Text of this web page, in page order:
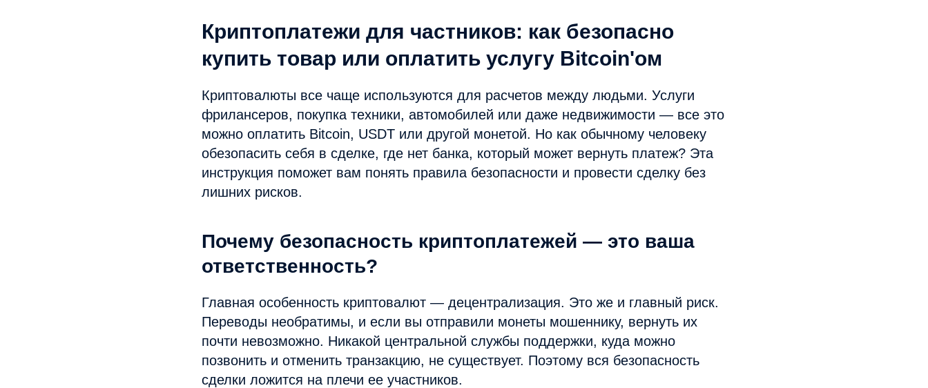
Криптоплатежи для частников: как безопасно
купить товар или оплатить услугу Bitcoin'ом
Криптовалюты все чаще используются для расчетов между людьми. Услуги
фрилансеров, покупка техники, автомобилей или даже недвижимости — все это
можно оплатить Bitcoin, USDT или другой монетой. Но как обычному человеку
обезопасить себя в сделке, где нет банка, который может вернуть платеж? Эта
инструкция поможет вам понять правила безопасности и провести сделку без
лишних рисков.
Почему безопасность криптоплатежей — это ваша
ответственность?
Главная особенность криптовалют — децентрализация. Это же и главный риск.
Переводы необратимы, и если вы отправили монеты мошеннику, вернуть их
почти невозможно. Никакой центральной службы поддержки, куда можно
позвонить и отменить транзакцию, не существует. Поэтому вся безопасность
сделки ложится на плечи ее участников.